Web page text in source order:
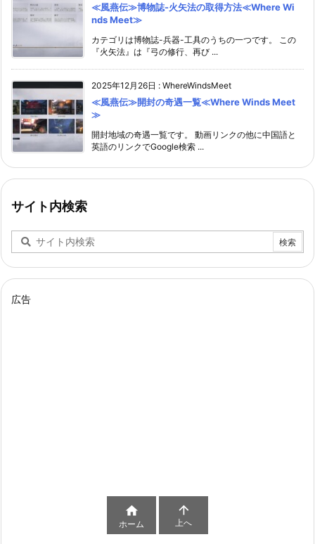
≪風燕伝≫博物誌-火矢法の取得方法≪Where Wi
nds Meet≫
カテゴリは博物誌-兵器-工具のうちの一つです。 この
『火矢法』は『弓の修行、再び ...
2025年12月26日 : WhereWindsMeet
≪風燕伝≫開封の奇遇一覧≪Where Winds Meet
≫
開封地域の奇遇一覧です。 動画リンクの他に中国語と
英語のリンクでGoogle検索 ...
サイト内検索
広告

ホーム

上へ